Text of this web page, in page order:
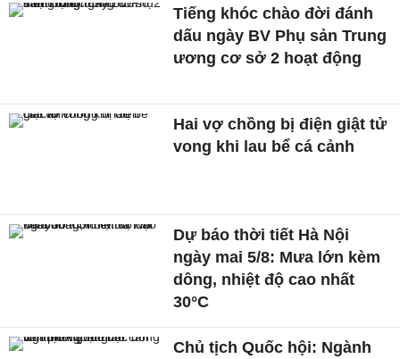
Tiếng khóc chào đời đánh
dấu ngày BV Phụ sản Trung
ương cơ sở 2 hoạt động
Hai vợ chồng bị điện giật tử
vong khi lau bể cá cảnh
Dự báo thời tiết Hà Nội
ngày mai 5/8: Mưa lớn kèm
dông, nhiệt độ cao nhất
30°C
Chủ tịch Quốc hội: Ngành